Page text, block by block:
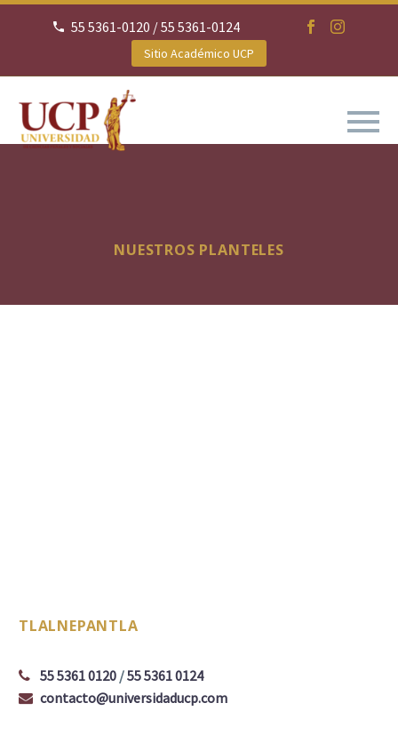
55 5361-0120 / 55 5361-0124
Sitio Académico UCP
NUESTROS PLANTELES
TLALNEPANTLA
55 5361 0120 /55 5361 0124
contacto@universidaducp.com